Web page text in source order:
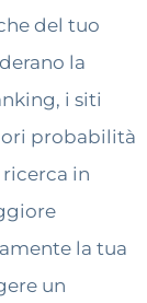
del tuo
la
i siti
probabilità
in
la tua
un